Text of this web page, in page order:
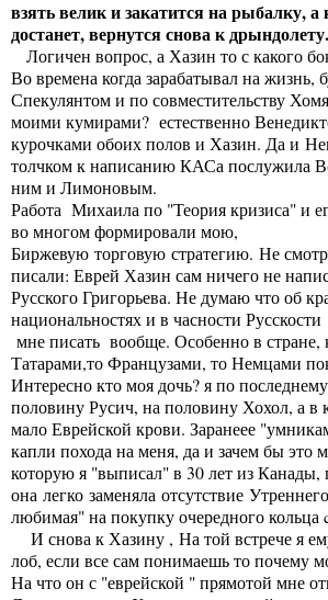
взять велик и закатится на рыбалку,
достанет, вернутся снова к дрындолету.
Логичен вопрос, а Хазин то с какого
Во времена когда зарабатывал на
Спекулянтом и по совместительству
моими кумирами? естественно
курочками обоих полов и Хазин. Да и
толчком к написанию КАСа послужила
ним и Лимоновым.
Работа Михаила по "Теория кризиса" и
во многом формировали мою,
Биржевую торговую стратегию. Не
писали: Еврей Хазин сам ничего не
Русского Григорьева. Не думаю что об
национальностях и в часности
мне писать вообще. Особенно в стране,
Татарами,то Французами, то Немцами
Интересно кто моя дочь? я по
половину Русич, на половину Хохол, а
мало Еврейской крови. Заранеее
капли похода на меня, да и зачем бы это
которую я "выписал" в 30 лет из Канады,
она легко заменяла отсутствие
любимая" на покупку очередного кольца
И снова к Хазину , На той встрече я
лоб, если все сам понимаешь то почему
На что он с "еврейской " прямотой мне